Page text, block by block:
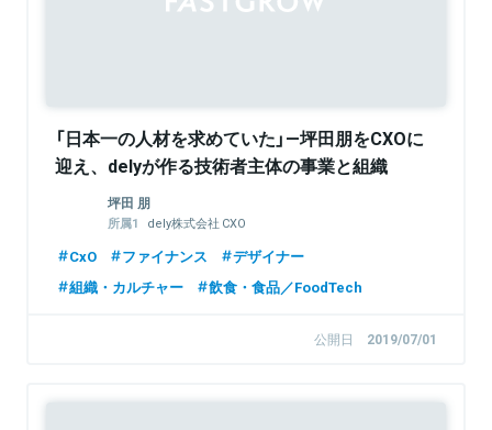
「日本一の人材を求めていた」—坪田朋をCXOに
迎え、delyが作る技術者主体の事業と組織
坪田 朋
dely株式会社 CXO
Studio Opt デザインフェロー
Onedot株式会社 CCO
CxO ファイナンス
デザイナー
組織・カルチャー
飲食・食品／FoodTech
公開日 2019/07/01